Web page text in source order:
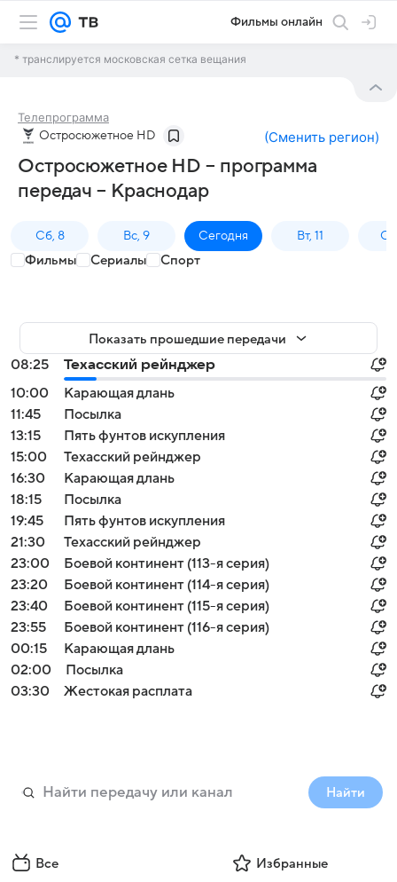
Фильмы онлайн
* транслируется московская сетка вещания
Телепрограмма
Остросюжетное HD (Сменить регион)
Остросюжетное HD – программа
передач – Краснодар
Сб, 8 Вс, 9 Сегодня Вт, 11
Фильмы Сериалы Спорт
Показать прошедшие передачи
08:25
Техасский рейнджер
10:00
Карающая длань
11:45
Посылка
13:15
Пять фунтов искупления
15:00
Техасский рейнджер
16:30
Карающая длань
18:15
Посылка
19:45
Пять фунтов искупления
21:30
Техасский рейнджер
23:00
Боевой континент (113-я серия)
23:20
Боевой континент (114-я серия)
23:40
Боевой континент (115-я серия)
23:55
Боевой континент (116-я серия)
00:15
Карающая длань
02:00
Посылка
03:30
Жестокая расплата
Найти
Все Избранные